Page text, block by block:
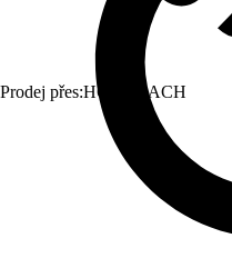
Prodej přes:HORNBACH